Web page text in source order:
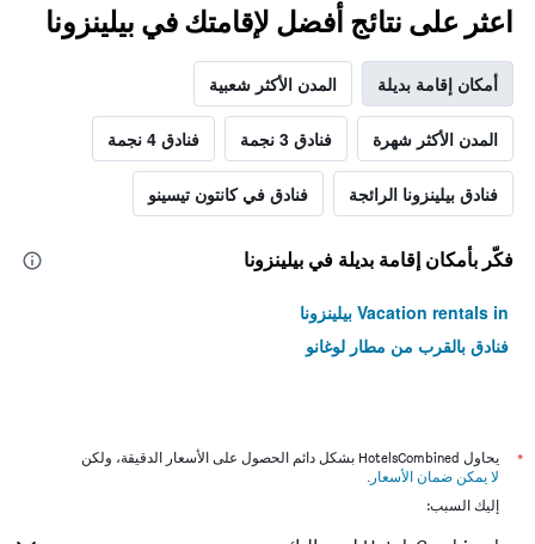
اعثر على نتائج أفضل لإقامتك في بيلينزونا
أمكان إقامة بديلة المدن الأكثر شعبية
المدن الأكثر شهرة فنادق 3 نجمة فنادق 4 نجمة
فنادق بيلينزونا الرائجة فنادق في كانتون تيسينو
فكّر بأمكان إقامة بديلة في بيلينزونا
Vacation rentals in بيلينزونا
فنادق بالقرب من مطار لوغانو
*
يحاول HotelsCombined بشكل دائم الحصول على الأسعار الدقيقة، ولكن
لا يمكن ضمان الأسعار .
إليك السبب: